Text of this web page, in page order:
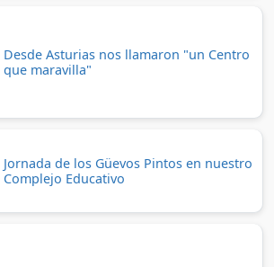
Desde Asturias nos llamaron "un Centro
que maravilla"
Jornada de los Güevos Pintos en nuestro
Complejo Educativo